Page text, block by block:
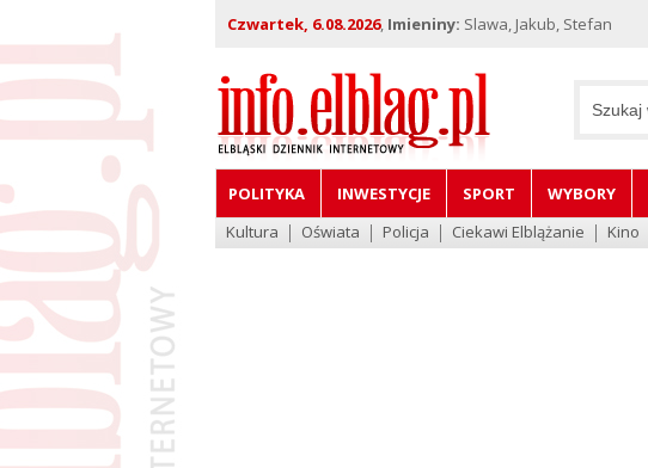
Czwartek, 6.08.2026, Imieniny: Slawa, Jakub, Stefan
POLITYKA INWESTYCJE SPORT WYBORY
Kultura
Oświata Policja Ciekawi Elblążanie Kino